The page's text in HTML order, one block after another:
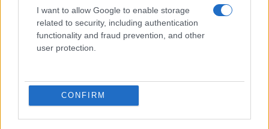
I want to allow Google to enable storage
related to security, including authentication
functionality and fraud prevention, and other
user protection.
CONFIRM